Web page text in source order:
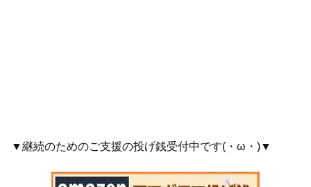
▼継続のためのご支援の投げ銭受付中です(・ω・)▼